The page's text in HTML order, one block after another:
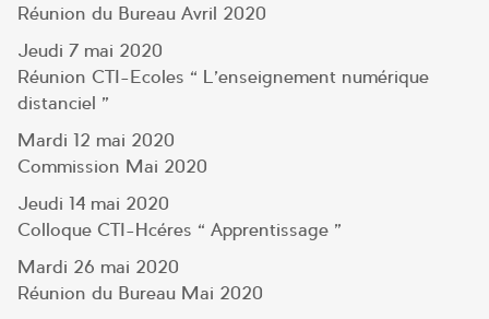
Réunion du Bureau Avril 2020
Jeudi 7 mai 2020
Réunion CTI-Ecoles « L’enseignement numérique
distanciel »
Mardi 12 mai 2020
Commission Mai 2020
Jeudi 14 mai 2020
Colloque CTI-Hcéres « Apprentissage »
Mardi 26 mai 2020
Réunion du Bureau Mai 2020